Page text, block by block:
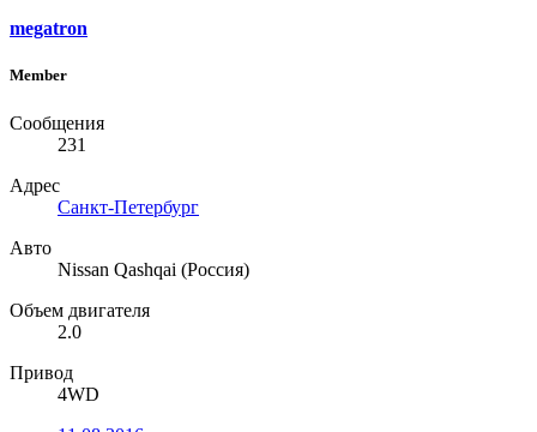
megatron
Member
Сообщения
231
Адрес
Санкт-Петербург
Авто
Nissan Qashqai (Россия)
Объем двигателя
2.0
Привод
4WD